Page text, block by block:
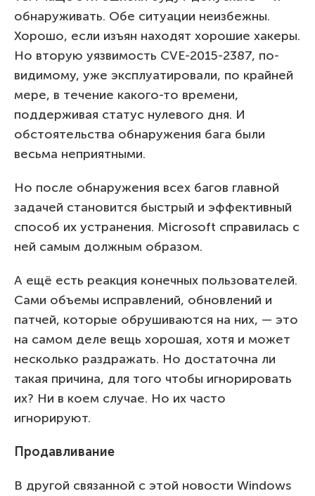
обнаруживать. Обе ситуации неизбежны.
Хорошо, если изъян находят хорошие хакеры.
Но вторую уязвимость CVE-2015-2387, по-
видимому, уже эксплуатировали, по крайней
мере, в течение какого-то времени,
поддерживая статус нулевого дня. И
обстоятельства обнаружения бага были
весьма неприятными.
Но после обнаружения всех багов главной
задачей становится быстрый и эффективный
способ их устранения. Microsoft справилась с
ней самым должным образом.
А ещё есть реакция конечных пользователей.
Сами объемы исправлений, обновлений и
патчей, которые обрушиваются на них, — это
на самом деле вещь хорошая, хотя и может
несколько раздражать. Но достаточна ли
такая причина, для того чтобы игнорировать
их? Ни в коем случае. Но их часто
игнорируют.
Продавливание
В другой связанной с этой новости Windows